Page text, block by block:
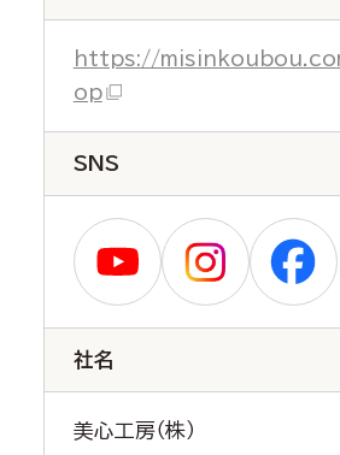
https://
op
SNS
社名
美心工房（株）